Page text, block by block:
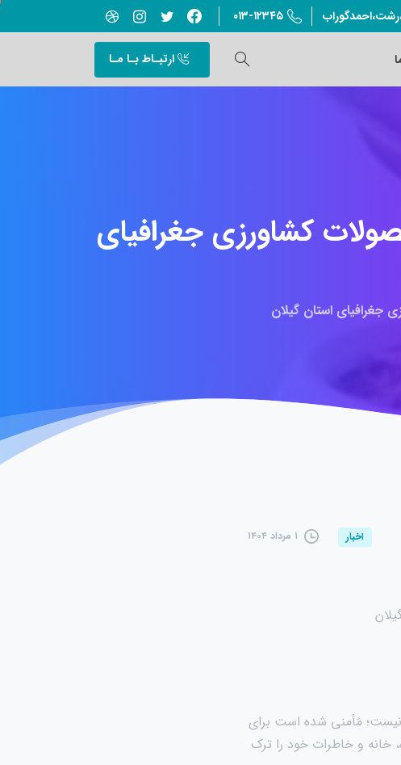
۰۱۳-۱۲۳۴۵
ارتبـاط بـا مـا
کشاورزی جغرافیای
جغرافیای استان گیلان
اخبار ۱ مرداد ۱۴۰۴
نیست؛ مَأمنی شده است برای
خانه و خاطرات خود را ترک